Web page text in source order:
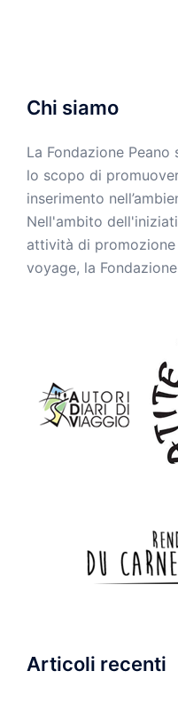
Chi siamo
La Fondazione
lo scopo di
inserimento
Nell'ambito
attività di
voyage, la
Articoli recenti